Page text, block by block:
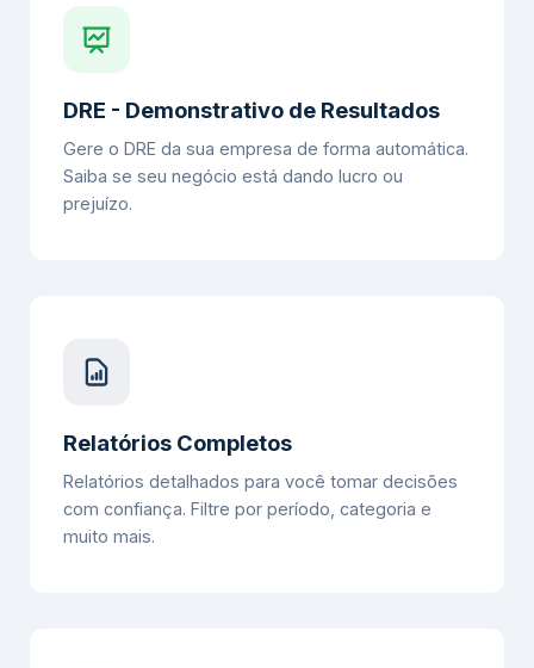
DRE - Demonstrativo de Resultados
Gere o DRE da sua empresa de forma automática.
Saiba se seu negócio está dando lucro ou
prejuízo.
Relatórios Completos
Relatórios detalhados para você tomar decisões
com confiança. Filtre por período, categoria e
muito mais.